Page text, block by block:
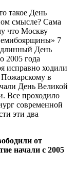
такое День
смысле? Сама
что Москву
7
День
2005 года
исправно ходили
в
День Великой
Все проходило
современной
эти два
от
начали с 2005